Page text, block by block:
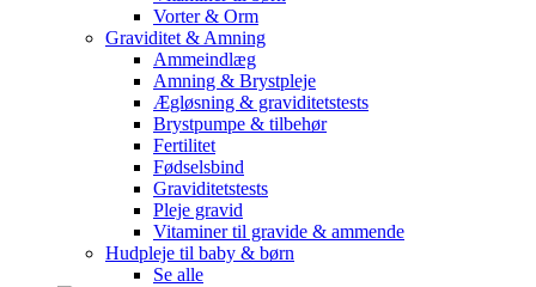
Vorter & Orm
Graviditet & Amning
Ammeindlæg
Amning & Brystpleje
Ægløsning & graviditetstests
Brystpumpe & tilbehør
Fertilitet
Fødselsbind
Graviditetstests
Pleje gravid
Vitaminer til gravide & ammende
Hudpleje til baby & børn
Se alle